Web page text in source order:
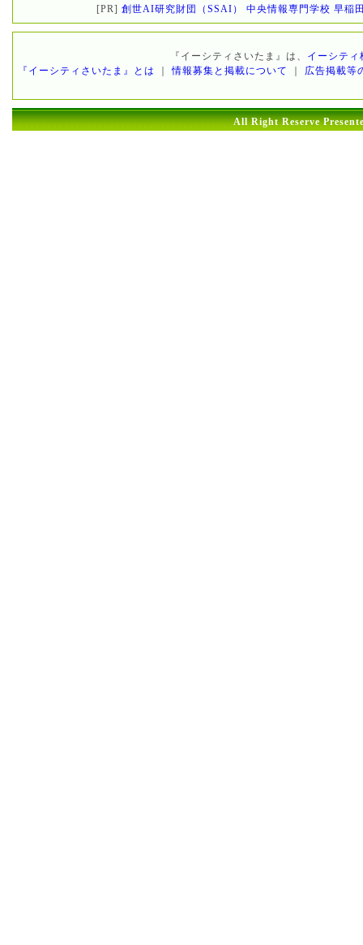
[PR] 創世AI研究財団（SSAI） 中央情報専門学校 早稲
『イーシティさいたま』は、
イーシティ
『イーシティさいたま』とは
情報募集と掲載について 広告掲載等
All Right Reserve